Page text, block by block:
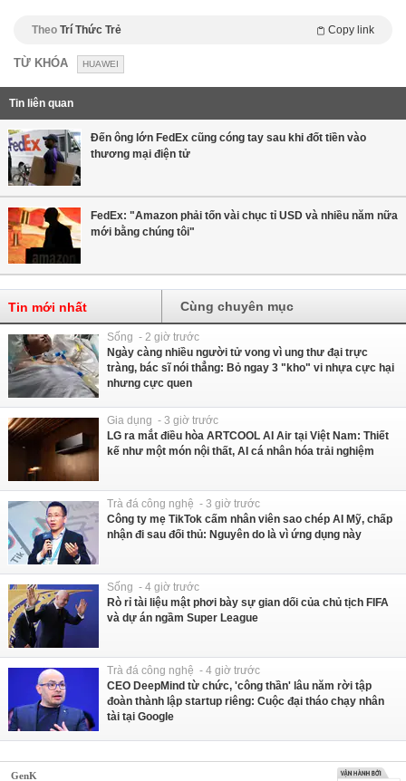
Theo Trí Thức Trẻ Copy link
TỪ KHÓA HUAWEI
Tin liên quan
Đến ông lớn FedEx cũng cóng tay sau khi đốt tiền vào
thương mại điện tử
FedEx: "Amazon phải tốn vài chục tỉ USD và nhiều năm nữa
mới bằng chúng tôi"
Tin mới nhất Cùng chuyên mục
Sống - 2 giờ trước
Ngày càng nhiều người tử vong vì ung thư đại trực
tràng, bác sĩ nói thẳng: Bỏ ngay 3 "kho" vi nhựa cực hại
nhưng cực quen
Gia dụng - 3 giờ trước
LG ra mắt điều hòa ARTCOOL AI Air tại Việt Nam: Thiết
kế như một món nội thất, AI cá nhân hóa trải nghiệm
Trà đá công nghệ - 3 giờ trước
Công ty mẹ TikTok cấm nhân viên sao chép AI Mỹ, chấp
nhận đi sau đối thủ: Nguyên do là vì ứng dụng này
Sống - 4 giờ trước
Rò rỉ tài liệu mật phơi bày sự gian dối của chủ tịch FIFA
và dự án ngầm Super League
Trà đá công nghệ - 4 giờ trước
CEO DeepMind từ chức, 'công thần' lâu năm rời tập
đoàn thành lập startup riêng: Cuộc đại tháo chạy nhân
tài tại Google
GenK